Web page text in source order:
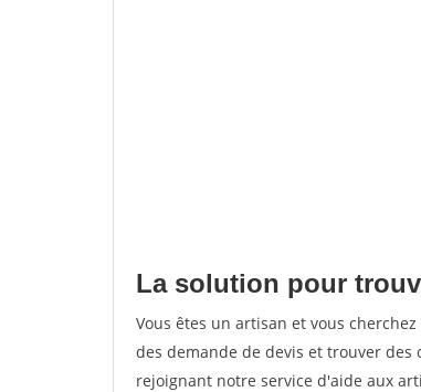
La solution pour
Vous êtes un artisan et vous
des demande de devis et trouver des
rejoignant notre service d'aide aux